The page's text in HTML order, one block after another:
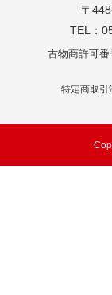
〒
TEL：
古物商許可番
特定商取引